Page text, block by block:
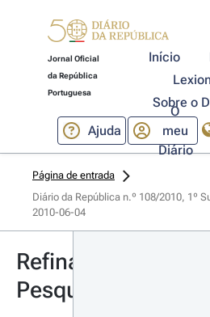
Jornal Oficial
da República
Portuguesa
Início
Sobre o
Ajuda
O
meu
Diário
Página de entrada
Diário da República n.º 108/2010, 1º
2010-06-04
Refinar
Pesquisa